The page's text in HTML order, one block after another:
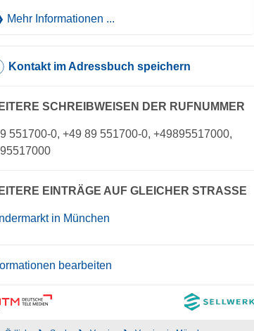
Mehr Informationen ...
Kontakt im Adressbuch speichern
SCHREIBWEISEN DER RUFNUMMER
551700-0, +49 89 551700-0, +49895517000,
EINTRÄGE AUF GLEICHER STRASSE
in München
bearbeiten